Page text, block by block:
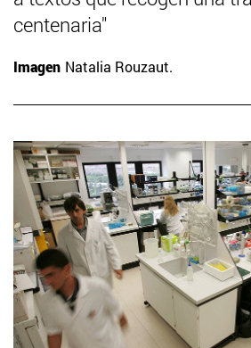
centenaria"
Imagen Natalia Rouzaut.